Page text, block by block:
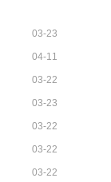
03-23
04-11
03-22
03-23
03-22
03-22
03-22